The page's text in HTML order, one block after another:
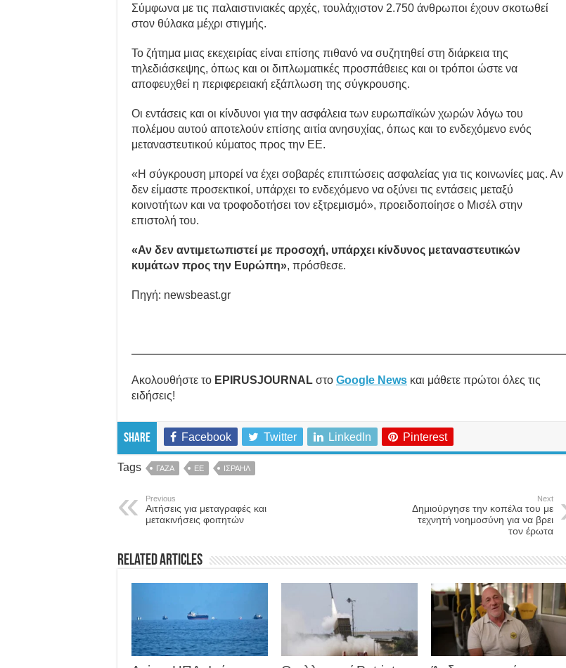
Σύμφωνα με τις παλαιστινιακές αρχές, τουλάχιστον 2.750 άνθρωποι έχουν σκοτωθεί
στον θύλακα μέχρι στιγμής.
Το ζήτημα μιας εκεχειρίας είναι επίσης πιθανό να συζητηθεί στη διάρκεια της
τηλεδιάσκεψης, όπως και οι διπλωματικές προσπάθειες και οι τρόποι ώστε να
αποφευχθεί η περιφερειακή εξάπλωση της σύγκρουσης.
Οι εντάσεις και οι κίνδυνοι για την ασφάλεια των ευρωπαϊκών χωρών λόγω του
πολέμου αυτού αποτελούν επίσης αιτία ανησυχίας, όπως και το ενδεχόμενο ενός
μεταναστευτικού κύματος προς την ΕΕ.
«Η σύγκρουση μπορεί να έχει σοβαρές επιπτώσεις ασφαλείας για τις κοινωνίες μας. Αν
δεν είμαστε προσεκτικοί, υπάρχει το ενδεχόμενο να οξύνει τις εντάσεις μεταξύ
κοινοτήτων και να τροφοδοτήσει τον εξτρεμισμό», προειδοποίησε ο Μισέλ στην
επιστολή του.
«Αν δεν αντιμετωπιστεί με προσοχή, υπάρχει κίνδυνος μεταναστευτικών
κυμάτων προς την Ευρώπη», πρόσθεσε.
Πηγή: newsbeast.gr
Ακολουθήστε το EPIRUSJOURNAL στο Google News και μάθετε πρώτοι όλες τις
ειδήσεις!
Share Facebook Twitter LinkedIn Pinterest
Tags ΓΑΖΑ ΕΕ ΙΣΡΑΗΛ
Previous
Αιτήσεις για μεταγραφές και
μετακινήσεις φοιτητών
Next
Δημιούργησε την κοπέλα του με
τεχνητή νοημοσύνη για να βρει
τον έρωτα
Related Articles